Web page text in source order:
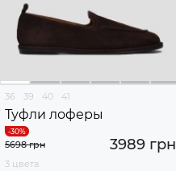
36 39 40 41
Туфли лоферы
3989 грн
5698 грн
3 цвета